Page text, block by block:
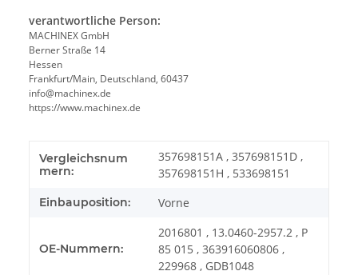
verantwortliche Person:
MACHINEX GmbH
Berner Straße 14
Hessen
Frankfurt/Main, Deutschland, 60437
info@machinex.de
https://www.machinex.de
Vergleichsnum
mern:
357698151A , 357698151D ,
357698151H , 533698151
Einbauposition: Vorne
OE-Nummern:
2016801 , 13.0460-2957.2 , P
85 015 , 363916060806 ,
229968 , GDB1048